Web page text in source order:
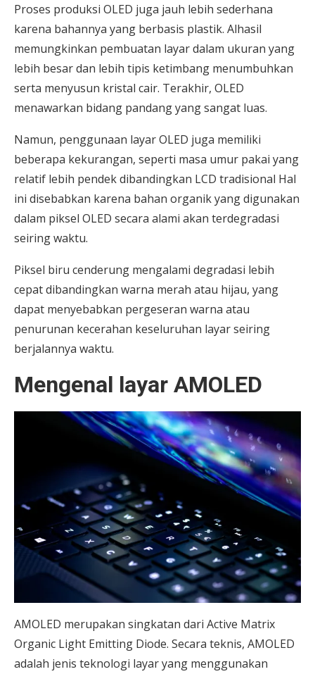
Proses produksi OLED juga jauh lebih sederhana
karena bahannya yang berbasis plastik. Alhasil
memungkinkan pembuatan layar dalam ukuran yang
lebih besar dan lebih tipis ketimbang menumbuhkan
serta menyusun kristal cair. Terakhir, OLED
menawarkan bidang pandang yang sangat luas.
Namun, penggunaan layar OLED juga memiliki
beberapa kekurangan, seperti masa umur pakai yang
relatif lebih pendek dibandingkan LCD tradisional Hal
ini disebabkan karena bahan organik yang digunakan
dalam piksel OLED secara alami akan terdegradasi
seiring waktu.
Piksel biru cenderung mengalami degradasi lebih
cepat dibandingkan warna merah atau hijau, yang
dapat menyebabkan pergeseran warna atau
penurunan kecerahan keseluruhan layar seiring
berjalannya waktu.
Mengenal layar AMOLED
AMOLED merupakan singkatan dari Active Matrix
Organic Light Emitting Diode. Secara teknis, AMOLED
adalah jenis teknologi layar yang menggunakan